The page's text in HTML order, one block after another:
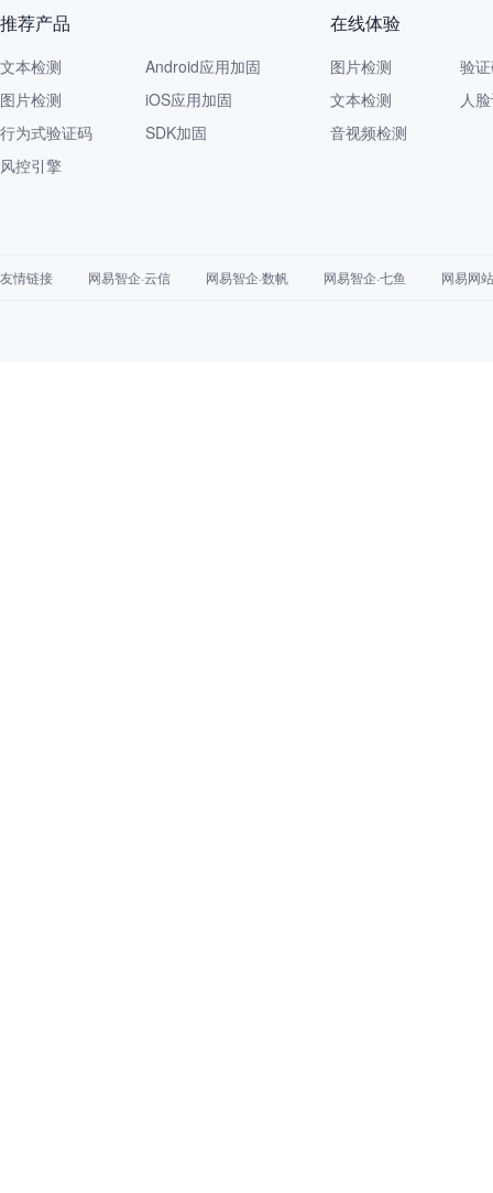
推荐产品
文本检测
图片检测
行为式验证码
风控引擎
Android应用加固
iOS应用加固
SDK加固
在线体验
图片检测
文本检测
音视频检测
验
人
友情链接 网易智企·云信 网易智企·数帆 网易智企·七鱼 网易网